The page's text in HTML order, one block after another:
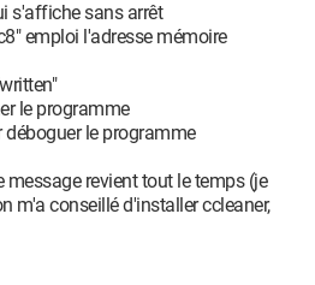
s'affiche sans arrêt
emploi l'adresse mémoire
le programme
le programme
message revient tout le temps (je
m'a conseillé d'installer ccleaner,